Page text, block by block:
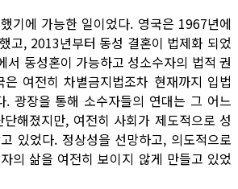
기에 가능한 일이었다. 영국은 1967년에
고, 2013년부터 동성 결혼이 법제화 되었
서 동성혼이 가능하고 성소수자의 법적 권
여전히 차별금지법조차 현재까지 입법
. 광장을 통해 소수자들의 연대는 그 어느
해졌지만, 여전히 사회가 제도적으로 성
있었다. 정상성을 선망하고, 의도적으로
의 삶을 여전히 보이지 않게 만들고 있었